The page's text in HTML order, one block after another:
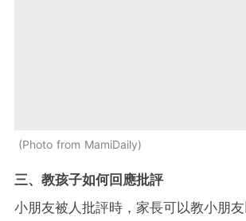
Photo from MamiDaily
三、教孩子如何回應批評
小朋友被人批評時，家長可以教小朋